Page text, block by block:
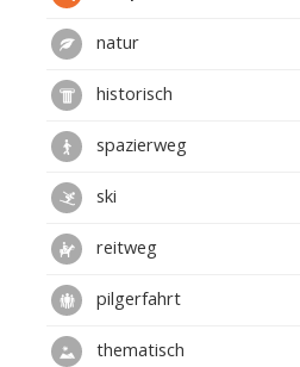
natur
historisch
spazierweg
ski
reitweg
pilgerfahrt
thematisch